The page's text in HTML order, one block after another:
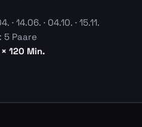
14.06. · 04.10. · 15.11.
Paare
120 Min.